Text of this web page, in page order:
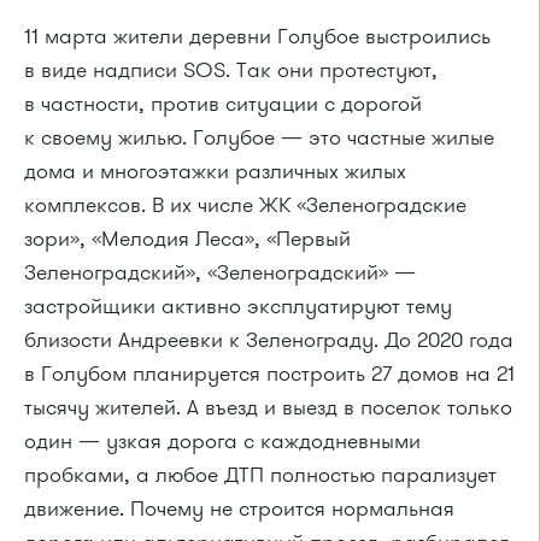
11 марта жители деревни Голубое выстроились
в виде надписи SOS. Так они протестуют,
в частности, против ситуации с дорогой
к своему жилью. Голубое — это частные жилые
дома и многоэтажки различных жилых
комплексов. В их числе ЖК «Зеленоградские
зори», «Мелодия Леса», «Первый
Зеленоградский», «Зеленоградский» —
застройщики активно эксплуатируют тему
близости Андреевки к Зеленограду. До 2020 года
в Голубом планируется построить 27 домов на 21
тысячу жителей. А въезд и выезд в поселок только
один — узкая дорога с каждодневными
пробками, а любое ДТП полностью парализует
движение. Почему не строится нормальная